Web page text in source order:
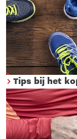
Tips bij het